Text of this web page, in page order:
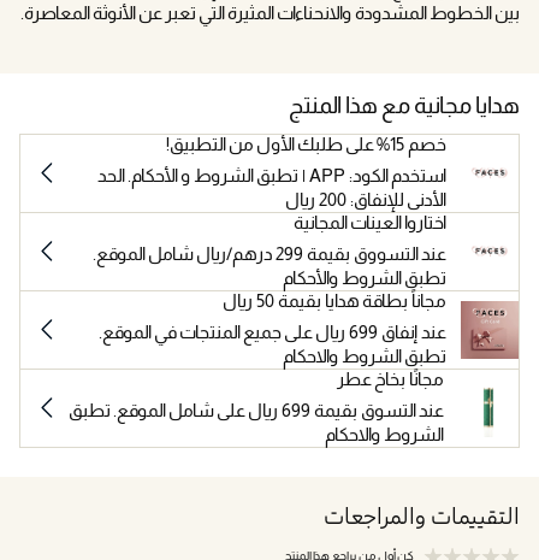
بين الخطوط المشدودة والانحناءات المثيرة التي تعبر عن الأنوثة المعاصرة.
هدايا مجانية مع هذا المنتج
خصم 15% على طلبك الأول من التطبيق!
استخدم الكود: APP | تطبق الشروط و الأحكام. الحد
الأدنى للإنفاق: 200 ريال
اختاروا العينات المجانية
عند التسووق بقيمة 299 درهم/ريال شامل الموقع.
تطبق الشروط والأحكام
مجاناً بطاقة هدايا بقيمة 50 ريال
عند إنفاق 699 ريال على جميع المنتجات في الموقع.
تطبق الشروط والاحكام
مجانًا بخاخ عطر
عند التسوق بقيمة 699 ريال على شامل الموقع. تطبق
الشروط والاحكام
التقييمات والمراجعات
كن أول من يراجع هذا المنتج